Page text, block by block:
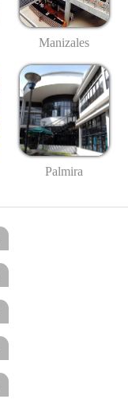
Manizales
Palmira